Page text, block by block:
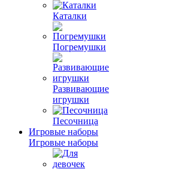
Каталки
Погремушки
Развивающие
игрушки
Песочница
Игровые наборы
Игровые наборы